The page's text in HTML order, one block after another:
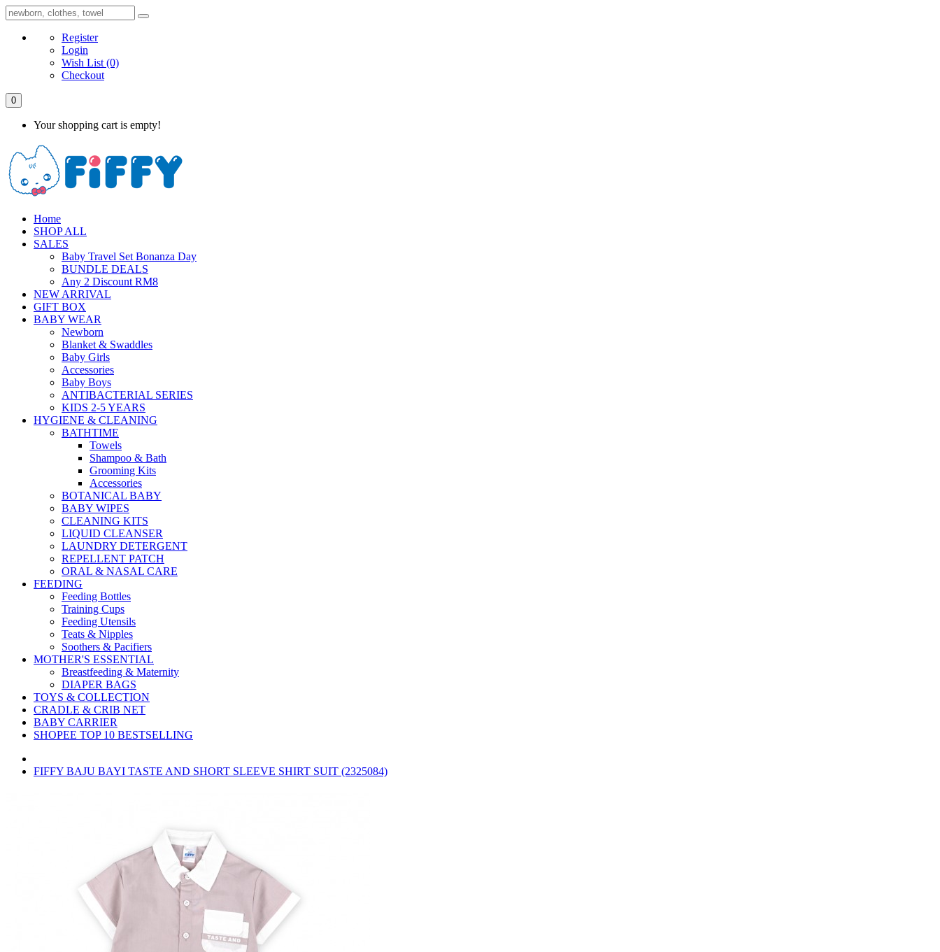
Register
Login
Wish List (0)
Checkout
0
Your shopping cart is empty!
Home
SHOP ALL
SALES
Baby Travel Set Bonanza Day
BUNDLE DEALS
Any 2 Discount RM8
NEW ARRIVAL
GIFT BOX
BABY WEAR
Newborn
Blanket & Swaddles
Baby Girls
Accessories
Baby Boys
ANTIBACTERIAL SERIES
KIDS 2-5 YEARS
HYGIENE & CLEANING
BATHTIME
Towels
Shampoo & Bath
Grooming Kits
Accessories
BOTANICAL BABY
BABY WIPES
CLEANING KITS
LIQUID CLEANSER
LAUNDRY DETERGENT
REPELLENT PATCH
ORAL & NASAL CARE
FEEDING
Feeding Bottles
Training Cups
Feeding Utensils
Teats & Nipples
Soothers & Pacifiers
MOTHER'S ESSENTIAL
Breastfeeding & Maternity
DIAPER BAGS
TOYS & COLLECTION
CRADLE & CRIB NET
BABY CARRIER
SHOPEE TOP 10 BESTSELLING
FIFFY BAJU BAYI TASTE AND SHORT SLEEVE SHIRT SUIT (2325084)